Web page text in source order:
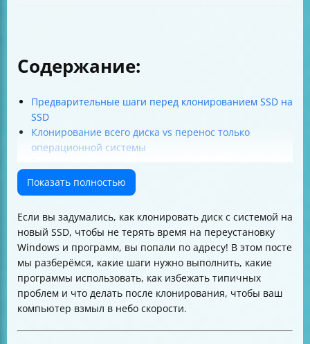
Содержание:
Предварительные шаги перед клонированием SSD на
SSD
Клонирование всего диска vs перенос только
операционной системы
SSD
Что переносится при клонировании ОС на SSD
Режимы клонирования: сектор в сектор vs только
используемые данные
Проверка параметров дисков перед клонированием
Что делать, если целевой диск меньше или больше
исходного
Настройка BIOS/UEFI после клонирования
Проверка загрузки и устранение проблем
Клонирование на ноутбуке с одним диском
Показать полностью
Если вы задумались, как клонировать диск с системой на
новый SSD, чтобы не терять время на переустановку
Windows и программ, вы попали по адресу! В этом посте
мы разберёмся, какие шаги нужно выполнить, какие
программы использовать, как избежать типичных
проблем и что делать после клонирования, чтобы ваш
компьютер взмыл в небо скорости.